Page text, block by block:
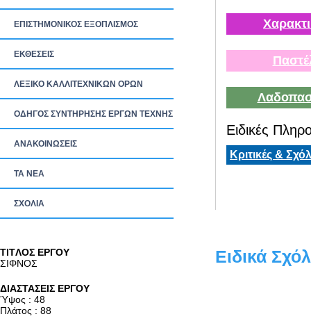
ΕΠΙΣΤΗΜΟΝΙΚΟΣ ΕΞΟΠΛΙΣΜΟΣ
ΕΚΘΕΣΕΙΣ
ΛΕΞΙΚΟ ΚΑΛΛΙΤΕΧΝΙΚΩΝ ΟΡΩΝ
ΟΔΗΓΟΣ ΣΥΝΤΗΡΗΣΗΣ ΕΡΓΩΝ ΤΕΧΝΗΣ
ΑΝΑΚΟΙΝΩΣΕΙΣ
ΤΑ ΝEΑ
ΣΧΟΛΙΑ
Ειδικές
Κριτικές &
TITΛΟΣ ΕΡΓΟΥ
ΣΙΦΝΟΣ
ΔΙΑΣΤΑΣΕΙΣ ΕΡΓΟΥ
Ύψος : 48
Πλάτος : 88
Ειδικά